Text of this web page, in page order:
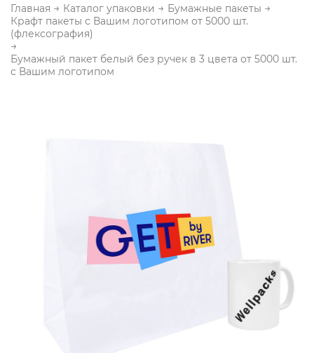
Главная → Каталог упаковки → Бумажные пакеты →
Крафт пакеты с Вашим логотипом от 5000 шт.
(флексография)
→
Бумажный пакет белый без ручек в 3 цвета от 5000 шт.
с Вашим логотипом